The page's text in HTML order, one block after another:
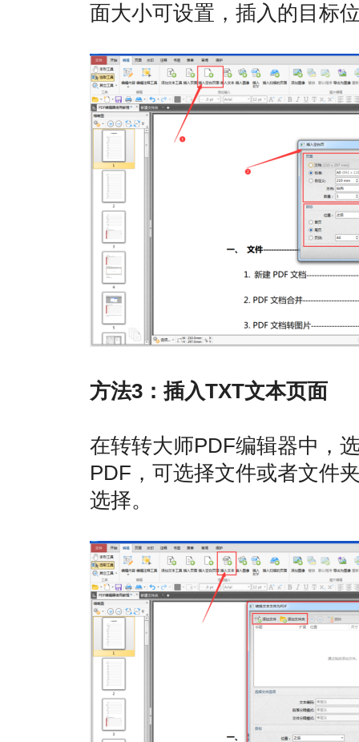
面大小可设置，插入的目标
方法3：插入TXT文本页面
在转转大师PDF编辑器中，
PDF，可选择文件或者文件
选择。